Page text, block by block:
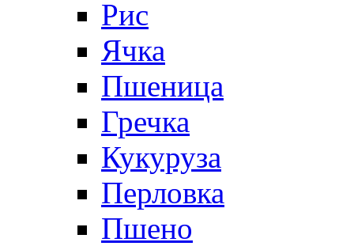
Рис
Ячка
Пшеница
Гречка
Кукуруза
Перловка
Пшено